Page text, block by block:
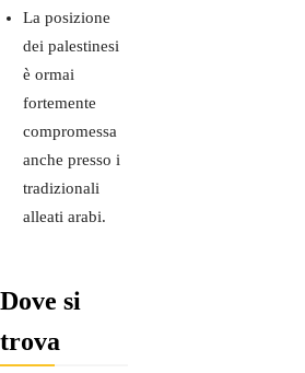
La posizione
dei palestinesi
è ormai
fortemente
compromessa
anche presso i
tradizionali
alleati arabi.
Dove si
trova